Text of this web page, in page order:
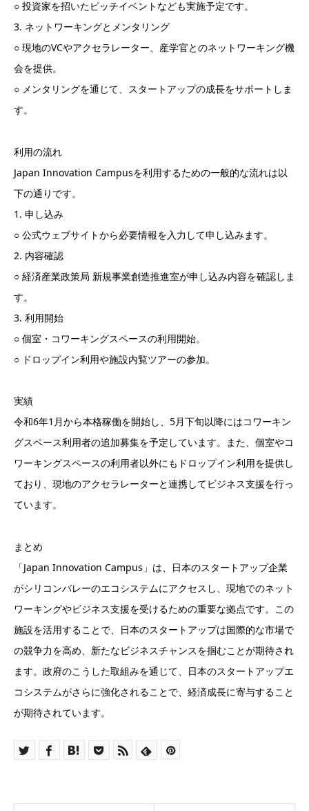
○ 投資家を招いたピッチイベントなども実施予定です。
3. ネットワーキングとメンタリング
○ 現地のVCやアクセラレーター、産学官とのネットワーキング機
会を提供。
○ メンタリングを通じて、スタートアップの成長をサポートしま
す。
利用の流れ
Japan Innovation Campusを利用するための一般的な流れは以
下の通りです。
1. 申し込み
○ 公式ウェブサイトから必要情報を入力して申し込みます。
2. 内容確認
○ 経済産業政策局 新規事業創造推進室が申し込み内容を確認しま
す。
3. 利用開始
○ 個室・コワーキングスペースの利用開始。
○ ドロップイン利用や施設内覧ツアーの参加。
実績
令和6年1月から本格稼働を開始し、5月下旬以降にはコワーキン
グスペース利用者の追加募集を予定しています。また、個室やコ
ワーキングスペースの利用者以外にもドロップイン利用を提供し
ており、現地のアクセラレーターと連携してビジネス支援を行っ
ています。
まとめ
「Japan Innovation Campus」は、日本のスタートアップ企業
がシリコンバレーのエコシステムにアクセスし、現地でのネット
ワーキングやビジネス支援を受けるための重要な拠点です。この
施設を活用することで、日本のスタートアップは国際的な市場で
の競争力を高め、新たなビジネスチャンスを掴むことが期待され
ます。政府のこうした取組みを通じて、日本のスタートアップエ
コシステムがさらに強化されることで、経済成長に寄与すること
が期待されています。